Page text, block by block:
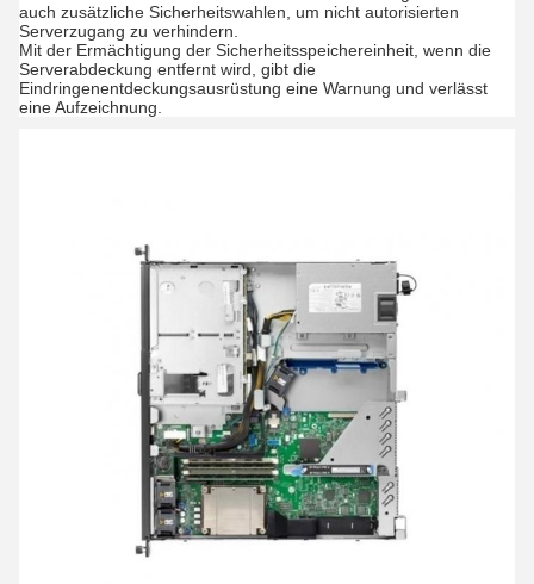
auch zusätzliche Sicherheitswahlen, um nicht autorisierten
Serverzugang zu verhindern.
Mit der Ermächtigung der Sicherheitsspeichereinheit, wenn die
Serverabdeckung entfernt wird, gibt die
Eindringenentdeckungsausrüstung eine Warnung und verlässt
eine Aufzeichnung.